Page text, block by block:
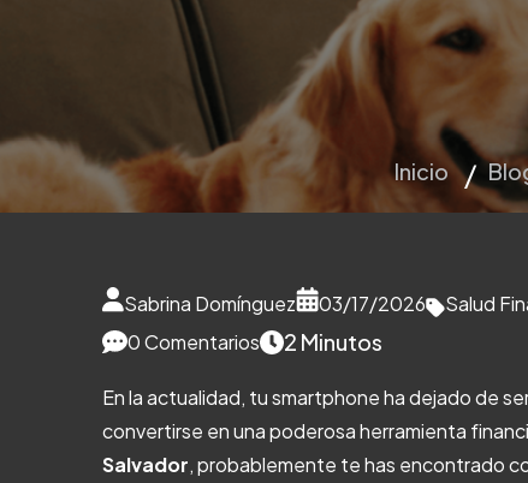
Inicio
Sabrina Domínguez 03/17/2026 Salud
0 Comentarios
2 Minutos
En la actualidad, tu smartphone ha dejado de
convertirse en una poderosa herramienta
Salvador, probablemente te has encontrado